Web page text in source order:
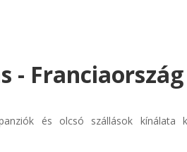
- Franciaország
és olcsó szállások kínálata